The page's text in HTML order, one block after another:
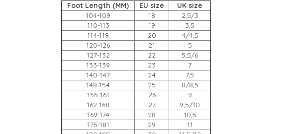
Foot Length (MM) EU size
UK size
104-109
18
2,5/3
110-113
19
3,5
114-119
20
4/4,5
120-126
21
5
127-132
22
5,5/6
133-139
23
7
140-147
24
7,5
148-154
25
8/8,5
155-161
26
9
162-168
27
9,5/10
169-174
28
10,5
175-181
29
11